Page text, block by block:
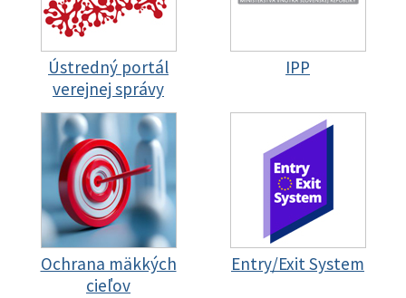
Ústredný portál
verejnej správy
IPP
Ochrana mäkkých
cieľov
Entry/Exit System